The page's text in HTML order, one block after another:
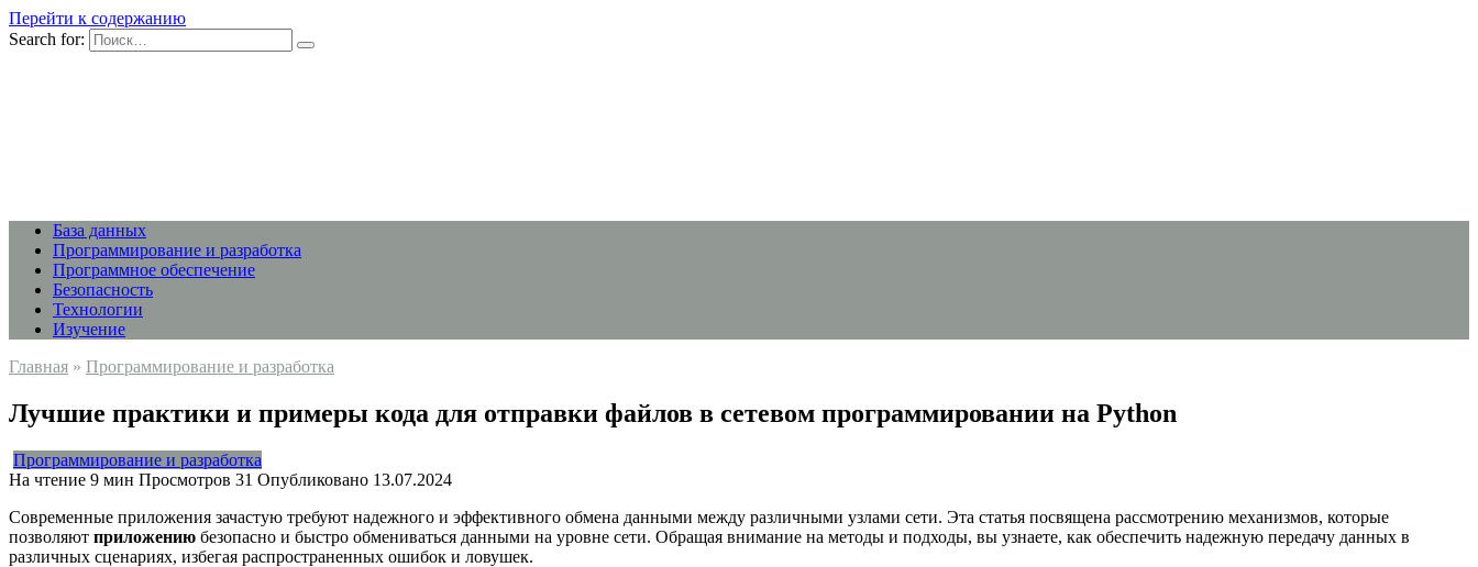
Перейти к содержанию
Search for:
База данных
Программирование и разработка
Программное обеспечение
Безопасность
Технологии
Изучение
Главная » Программирование и разработка
Лучшие практики и примеры кода для отправки файлов в сетевом программировании на Python
Программирование и разработка
На чтение 9 мин Просмотров 31 Опубликовано 13.07.2024
Современные приложения зачастую требуют надежного и эффективного обмена данными между различными узлами сети. Эта статья посвящена рассмотрению механизмов, которые
позволяют приложению безопасно и быстро обмениваться данными на уровне сети. Обращая внимание на методы и подходы, вы узнаете, как обеспечить надежную передачу данных в
различных сценариях, избегая распространенных ошибок и ловушек.